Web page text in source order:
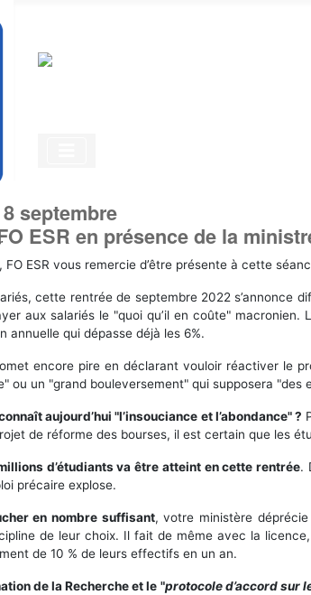
septembre
ESR en présence de la
FO ESR vous remercie d’être présente à cette
cette rentrée de septembre 2022 s’annonce
aux salariés le "quoi qu’il en coûte"
annuelle qui dépasse déjà les 6%.
encore pire en déclarant vouloir réactiver le
ou un "grand bouleversement" qui supposera "des
aujourd’hui "l’insouciance et l’abondance" ?
de réforme des bourses, il est certain que les
d’étudiants va être atteint en cette rentrée.
précaire explose.
en nombre suffisant, votre ministère
de leur choix. Il fait de même avec la
de 10 % de leurs effectifs en un an.
de la Recherche et le "protocole d’accord sur